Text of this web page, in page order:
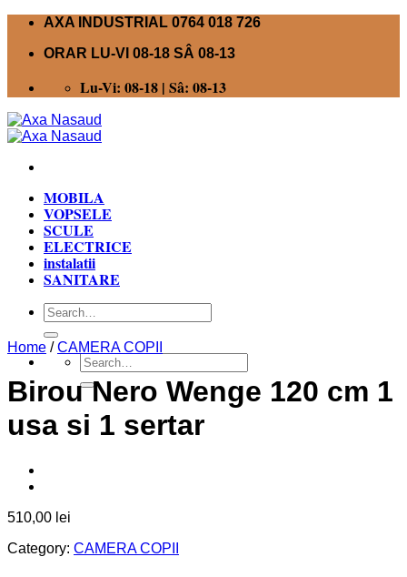
Skip
content
AXA INDUSTRIAL 0764 018 726
ORAR LU-VI 08-18 SÂ 08-13
Lu-Vi: 08-18 | Sâ: 08-13
MOBILA
VOPSELE
SCULE
ELECTRICE
instalatii
SANITARE
Search
for:
Search
for:
Home / CAMERA COPII
Birou Nero Wenge 120 cm 1
usa si 1 sertar
510,00 lei
Category: CAMERA COPII